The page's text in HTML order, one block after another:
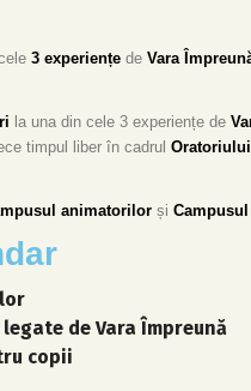
3 experiențe de Vara
la una din cele 3 experiențe de
timpul liber în cadrul
animatorilor și
de Vara Împreună
copii